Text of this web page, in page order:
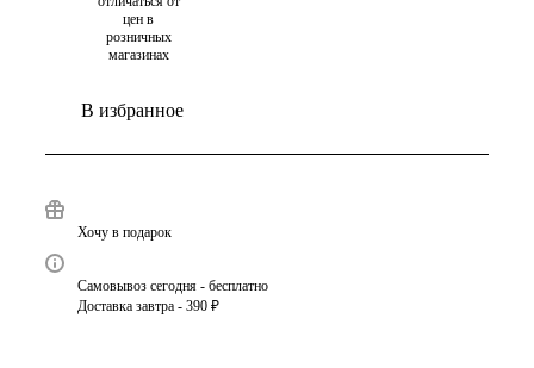
цен в
розничных
магазинах
В избранное
Хочу в подарок
Самовывоз сегодня - бесплатно
Доставка завтра - 390 ₽